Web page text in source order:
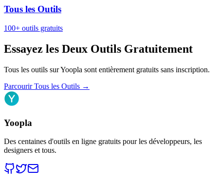
Tous les Outils
100+ outils gratuits
Essayez les Deux Outils Gratuitement
Tous les outils sur Yoopla sont entièrement gratuits sans inscription.
Parcourir Tous les Outils →
Yoopla
Des centaines d'outils en ligne gratuits pour les développeurs, les
designers et tous.